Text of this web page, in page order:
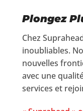
Plongez
Chez
inoubliables.
nouvelles
avec une
services et